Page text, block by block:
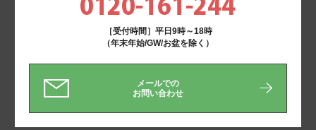
［受付時間］平日9時～18時
（年末年始/GW/お盆を除く）
メールでの
お問い合わせ